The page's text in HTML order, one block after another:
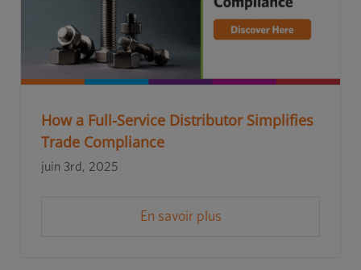
How a Full-Service Distributor Simplifies
Trade Compliance
juin 3rd, 2025
En savoir plus